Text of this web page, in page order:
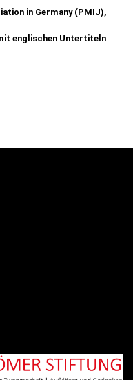
in Germany (PMIJ),
englischen Untertiteln